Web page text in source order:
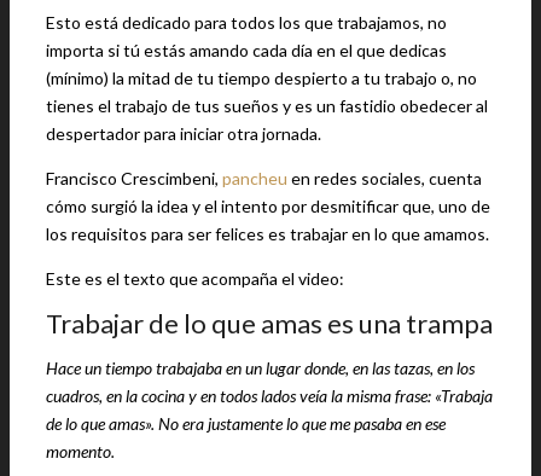
Esto está dedicado para todos los que trabajamos, no
importa si tú estás amando cada día en el que dedicas
(mínimo) la mitad de tu tiempo despierto a tu trabajo o, no
tienes el trabajo de tus sueños y es un fastidio obedecer al
despertador para iniciar otra jornada.
Francisco Crescimbeni, pancheu en redes sociales, cuenta
cómo surgió la idea y el intento por desmitificar que, uno de
los requisitos para ser felices es trabajar en lo que amamos.
Este es el texto que acompaña el video:
Trabajar de lo que amas es una trampa
Hace un tiempo trabajaba en un lugar donde, en las tazas, en los
cuadros, en la cocina y en todos lados veía la misma frase: «Trabaja
de lo que amas». No era justamente lo que me pasaba en ese
momento.